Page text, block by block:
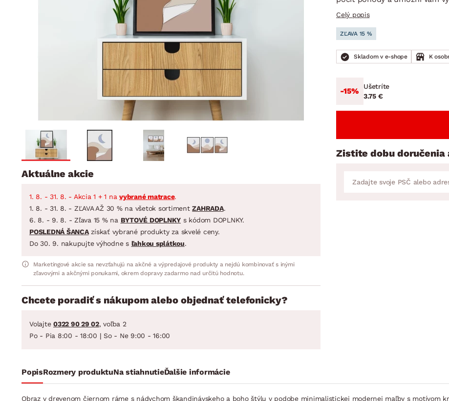
Predsieň, šatník a chodba
STOLOVANIE A VARENIE
Jedálenský servis
Príbory
Panvice
Zobrazit vše
DOMÁCE SPOTREBIČE ZÁHRADNÉ
Kúpeľňové zostavy
Jedálenské zostavy
Záhradné zostavy
Celý popis
ZĽAVA 15 %
Skladom v e-shope K
-15%
Ušetríte
3.75 €
Zistite dobu
Aktuálne akcie
1. 8. - 31. 8. - Akcia 1 + 1 na vybrané matrace.
1. 8. - 31. 8. - ZĽAVA AŽ 30 % na všetok sortimentZAHRADA.
6. 8. - 9. 8. - Zľava 15 % na BYTOVÉ DOPLNKY s kódom DOPLNKY.
POSLEDNÁ ŠANCAzískať vybrané produkty za skvelé ceny.
Do 30. 9. nakupujte výhodne s ľahkou splátkou.
Marketingové akcie sa nevzťahujú na akčné a výpredajové produkty a nejdú kombinovať s inými
zľavovými a akčnými ponukami, okrem dopravy zadarmo nad určitú hodnotu.
Chcete poradiť s nákupom alebo objednať telefonicky?
Volajte 0322 90 29 02, voľba 2
Po - Pia 8:00 - 18:00 | So - Ne 9:00 - 16:00
PopisRozmery produktuNa stiahnutieĎalšie informácie
Obraz v drevenom čiernom ráme s nádychom škandinávskeho a boho štýlu v podobe minimalistickej modernej maľby s motívom